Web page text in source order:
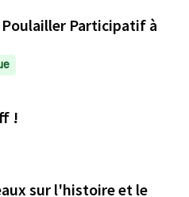
Poulailler Participatif à
!
sur l'histoire et le